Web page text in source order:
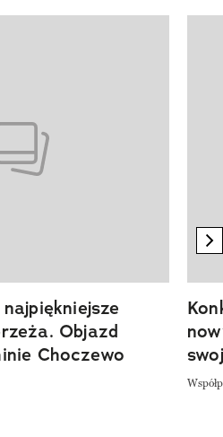
Objazd
Choczewo